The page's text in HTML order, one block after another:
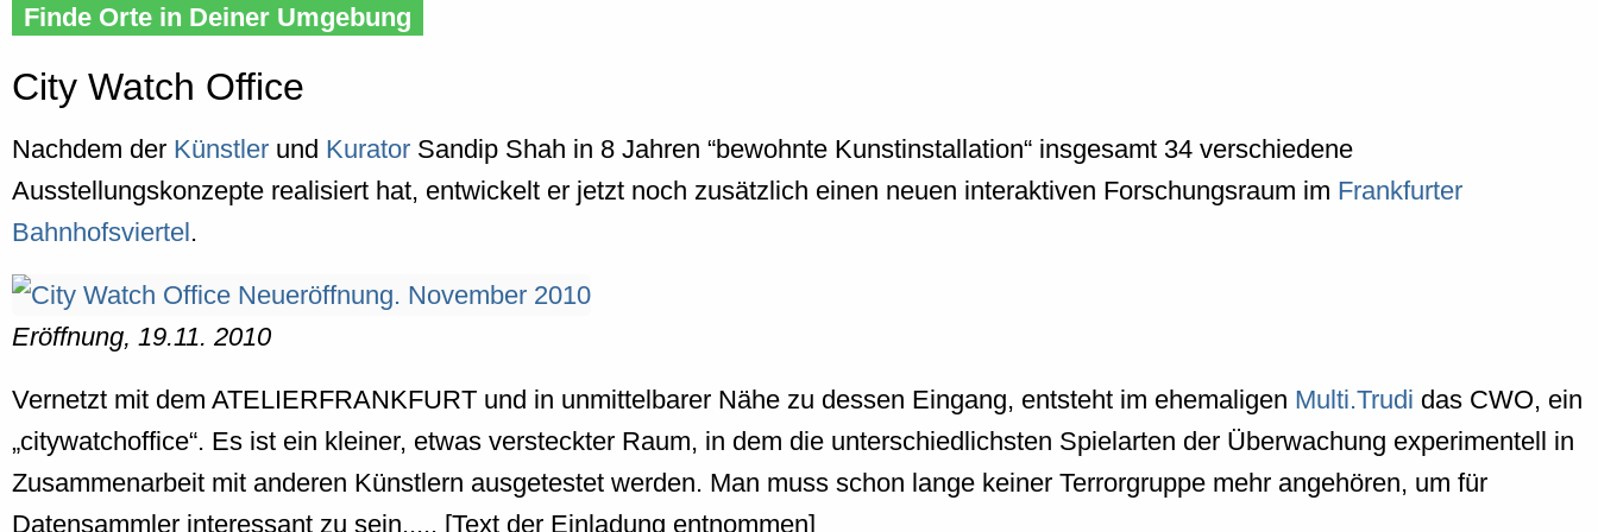
Finde Orte in Deiner Umgebung
City Watch Office
Nachdem der Künstler und Kurator Sandip Shah in 8 Jahren “bewohnte Kunstinstallation“ insgesamt 34 verschiedene
Ausstellungskonzepte realisiert hat, entwickelt er jetzt noch zusätzlich einen neuen interaktiven Forschungsraum im Frankfurter
Bahnhofsviertel.
Eröffnung, 19.11. 2010
Vernetzt mit dem ATELIERFRANKFURT und in unmittelbarer Nähe zu dessen Eingang, entsteht im ehemaligen Multi.Trudi das CWO, ein
„citywatchoffice“. Es ist ein kleiner, etwas versteckter Raum, in dem die unterschiedlichsten Spielarten der Überwachung experimentell in
Zusammenarbeit mit anderen Künstlern ausgetestet werden. Man muss schon lange keiner Terrorgruppe mehr angehören, um für
Datensammler interessant zu sein..... [Text der Einladung entnommen]